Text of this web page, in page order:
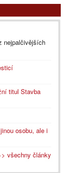
nejpalčivějších
titul Stavba
osobu, ale i
všechny články